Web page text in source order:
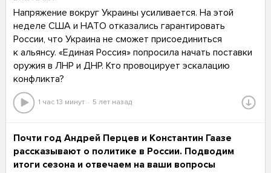
Напряжение вокруг Украины усиливается. На этой
неделе США и НАТО отказались гарантировать
России, что Украина не сможет присоединиться
к альянсу. «Единая Россия» попросила начать поставки
оружия в ЛНР и ДНР. Кто провоцирует эскалацию
конфликта?
1 час 13 минут 5 лет назад
Почти год Андрей Перцев и Константин Гаазе
рассказывают о политике в России. Подводим
итоги сезона и отвечаем на ваши вопросы